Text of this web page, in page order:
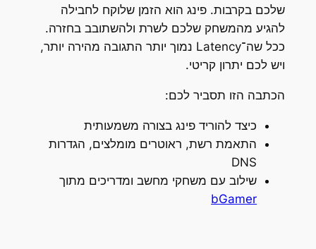
שלכם בקרבות. פינג הוא הזמן שלוקח לחבילה
להגיע מהמשחק שלכם לשרת ולהשתובב בחזרה.
ככל שה־Latency נמוך יותר התגובה מהירה יותר,
ויש לכם יתרון קריטי.
הכתבה הזו תסביר לכם:
כיצד להוריד פינג בצורה משמעותית
התאמת רשת, ראוטרים מומלצים, הגדרות
DNS
שילוב עם משחקי מחשב ומדריכים מתוך
bGamer